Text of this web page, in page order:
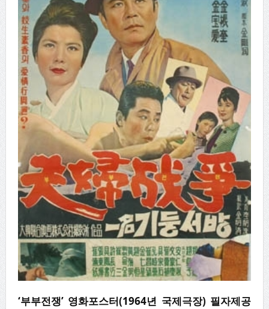
‘부부전쟁’ 영화포스터(1964년 국제극장) 필자제공